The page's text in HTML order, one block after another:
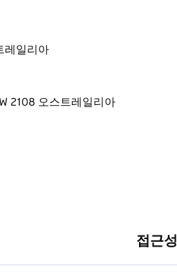
레일리아
접근성